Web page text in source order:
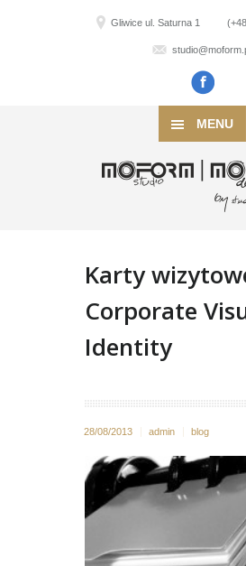
Gliwice ul. Saturna 1
MENU
Karty
Corporate
Identity
28/08/2013 admin blog